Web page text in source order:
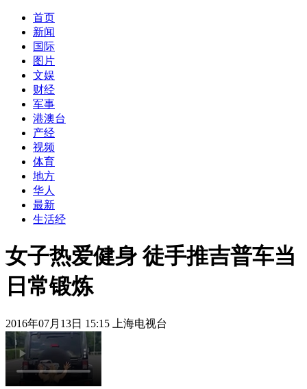
首页
新闻
国际
图片
文娱
财经
军事
港澳台
产经
视频
体育
地方
华人
最新
生活经
女子热爱健身 徒手推吉普车当
日常锻炼
2016年07月13日 15:15 上海电视台